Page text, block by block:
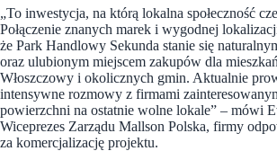
„To inwestycja, na którą lokalna społeczność
Połączenie znanych marek i wygodnej
że Park Handlowy Sekunda stanie się
oraz ulubionym miejscem zakupów dla
Włoszczowy i okolicznych gmin. Aktualnie
intensywne rozmowy z firmami
powierzchni na ostatnie wolne lokale” – mówi
Wiceprezes Zarządu Mallson Polska, firmy
za komercjalizację projektu.